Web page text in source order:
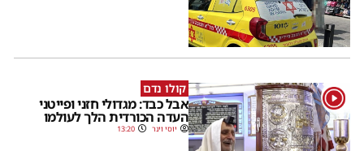
1 קולו נדם
אבל כבד: מגדולי חזני ופייטני
העדה הכורדית הלך לעולמו
יוסי וינר 13:20